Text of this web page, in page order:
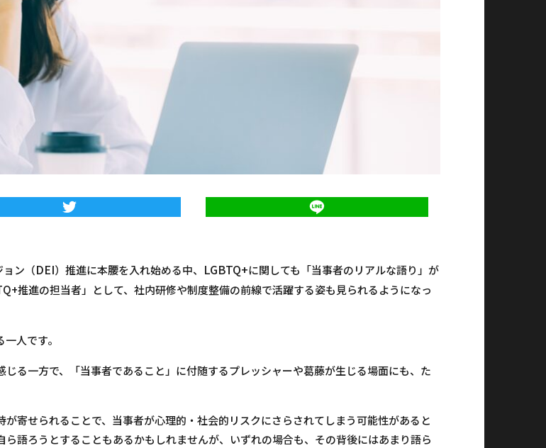
ン（DEI）推進に本腰を入れ始める中、 LGBTQ+に関しても「当事者のリアルな語り」が
推進の担当者」として、社内研修や制度整備の前線で活躍する姿も見られるようになっ
人です。
る一方で、「当事者であること」に付随するプレッシャーや葛藤が生じる場面にも、た
寄せられることで、当事者が心理的・社会的リスクにさらされてしまう可能性があると
語ろうとすることもあるかもしれませんが、いずれの場合も、その背後にはあまり語ら